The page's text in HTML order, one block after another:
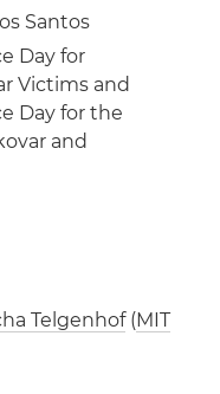
Santos
Day for
Victims and
Day for the
and
Telgenhof(MIT